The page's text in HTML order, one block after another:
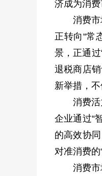
济成为消费
消费
正转向“常
景，正通
退税商店
新举措，不
消费
企业通过“
的高效协
对准消费的
消费